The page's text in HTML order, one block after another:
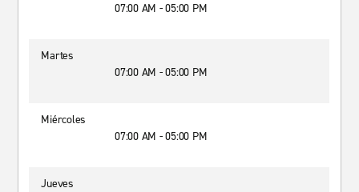
07:00 AM - 05:00 PM
Martes
07:00 AM - 05:00 PM
Miércoles
07:00 AM - 05:00 PM
Jueves